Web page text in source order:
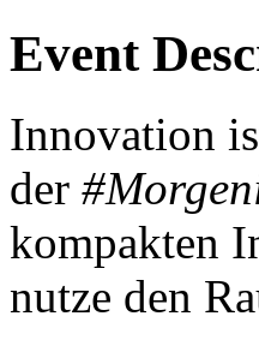
Event
Innovation
der
kompakten
nutze den